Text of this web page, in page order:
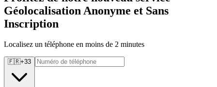
Géolocalisation Anonyme et Sans
Inscription
Localisez un téléphone en moins de 2 minutes
🇫🇷+33